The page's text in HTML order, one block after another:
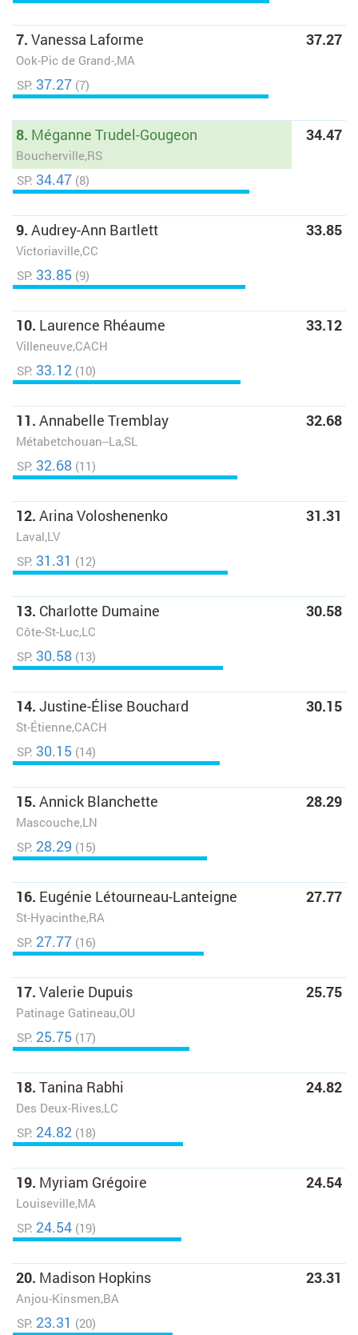
7. Vanessa Laforme
Ook-Pic de Grand-,MA
37.27
SP: 37.27 (7)
8. Méganne Trudel-Gougeon
Boucherville,RS
34.47
SP: 34.47 (8)
9. Audrey-Ann Bartlett
Victoriaville,CC
33.85
SP: 33.85 (9)
10. Laurence Rhéaume
Villeneuve,CACH
33.12
SP: 33.12 (10)
11. Annabelle Tremblay
Métabetchouan--La,SL
32.68
SP: 32.68 (11)
12. Arina Voloshenenko
Laval,LV
31.31
SP: 31.31 (12)
13. Charlotte Dumaine
Côte-St-Luc,LC
30.58
SP: 30.58 (13)
14. Justine-Élise Bouchard
St-Étienne,CACH
30.15
SP: 30.15 (14)
15. Annick Blanchette
Mascouche,LN
28.29
SP: 28.29 (15)
16. Eugénie Létourneau-Lanteigne
St-Hyacinthe,RA
27.77
SP: 27.77 (16)
17. Valerie Dupuis
Patinage Gatineau,OU
25.75
SP: 25.75 (17)
18. Tanina Rabhi
Des Deux-Rives,LC
24.82
SP: 24.82 (18)
19. Myriam Grégoire
Louiseville,MA
24.54
SP: 24.54 (19)
20. Madison Hopkins
Anjou-Kinsmen,BA
23.31
SP: 23.31 (20)